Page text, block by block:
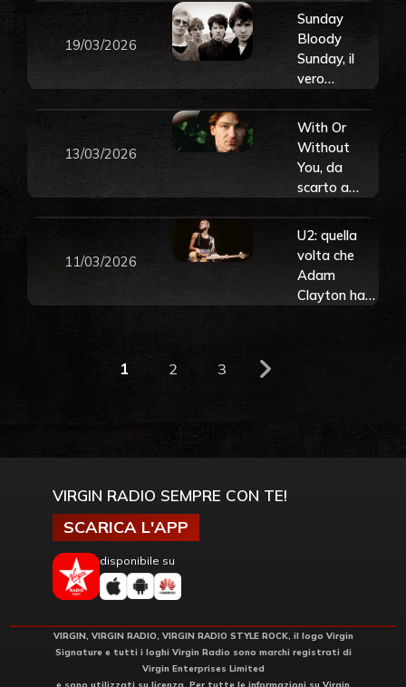
video che
cambiò per
sempre la
carriera degli
U2
19/03/2026
Sunday
Bloody
Sunday, il
vero
speranza e
come la
canzone
salvò gli U2
dallo
scioglimento
13/03/2026
With Or
Without
You, da
scarto a
svolta: la
storia del
brano che
portò gli U2
in cima
11/03/2026
U2: quella
volta che
Adam
Clayton ha
1 2 3
VIRGIN RADIO SEMPRE CON TE!
SCARICA L'APP
disponibile su
VIRGIN, VIRGIN RADIO, VIRGIN RADIO STYLE ROCK, il logo Virgin
Signature e tutti i loghi Virgin Radio sono marchi registrati di
Virgin Enterprises Limited
e sono utilizzati su licenza. Per tutte le informazioni su Virgin